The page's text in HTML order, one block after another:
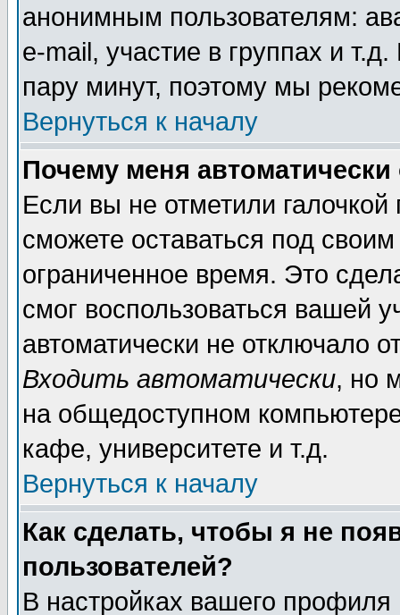
анонимным пользователям:
e-mail, участие в группах и
пару минут, поэтому мы
Вернуться к началу
Почему меня автоматически
Если вы не отметили галочкой
сможете оставаться под
ограниченное время. Это
смог воспользоваться вашей
автоматически не отключало
Входить автоматически, но
на общедоступном
кафе, университете и т.д.
Вернуться к началу
Как сделать, чтобы я не
пользователей?
В настройках вашего